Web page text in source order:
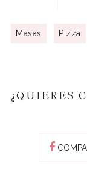
Masas Pizza
¿QUIERES